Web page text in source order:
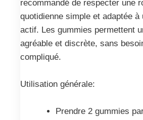
recommandé de respecter une
quotidienne simple et adaptée
actif. Les gummies permettent
agréable et discrète, sans
compliqué.
Utilisation générale:
Prendre 2 gummies